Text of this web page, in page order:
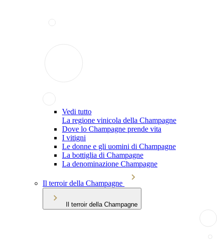
Vedi tutto
La regione vinicola della Champagne
Dove lo Champagne prende vita
I vitigni
Le donne e gli uomini di Champagne
La bottiglia di Champagne
La denominazione Champagne
Il terroir della Champagne
Il terroir della Champagne